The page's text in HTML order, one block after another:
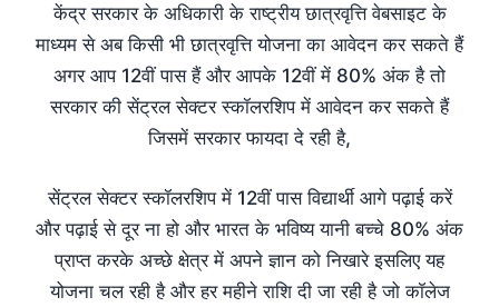
केंद्र सरकार के अधिकारी के राष्ट्रीय छात्रवृत्ति वेबसाइट के
माध्यम से अब किसी भी छात्रवृत्ति योजना का आवेदन कर सकते हैं
अगर आप 12वीं पास हैं और आपके 12वीं में 80% अंक है तो
सरकार की सेंट्रल सेक्टर स्कॉलरशिप में आवेदन कर सकते हैं
जिसमें सरकार फायदा दे रही है,
सेंट्रल सेक्टर स्कॉलरशिप में 12वीं पास विद्यार्थी आगे पढ़ाई करें
और पढ़ाई से दूर ना हो और भारत के भविष्य यानी बच्चे 80% अंक
प्राप्त करके अच्छे क्षेत्र में अपने ज्ञान को निखारे इसलिए यह
योजना चल रही है और हर महीने राशि दी जा रही है जो कॉलेज